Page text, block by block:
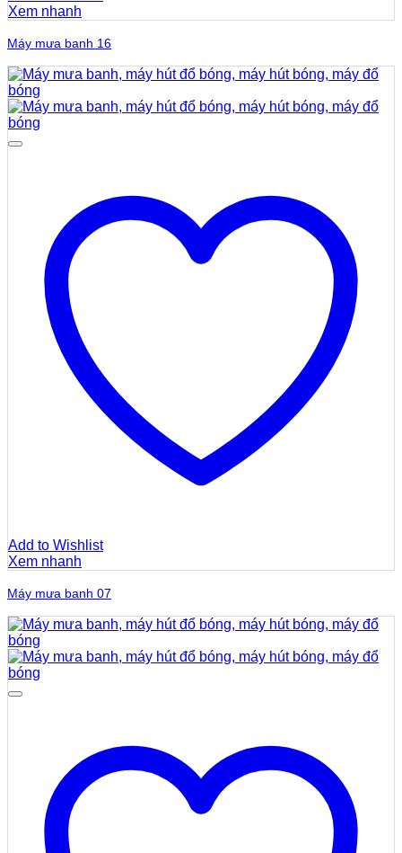
Xem nhanh
Máy mưa banh 16
Add to Wishlist
Xem nhanh
Máy mưa banh 07